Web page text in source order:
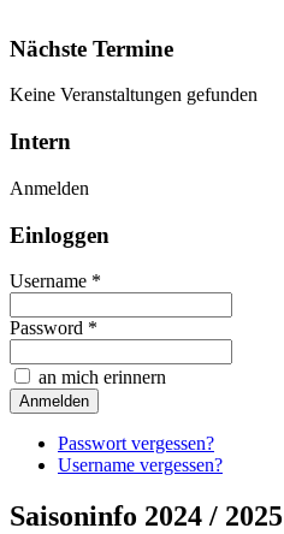
Nächste Termine
Keine Veranstaltungen gefunden
Intern
Anmelden
Einloggen
Username *
Password *
an mich erinnern
Passwort vergessen?
Username vergessen?
Saisoninfo 2024 / 2025